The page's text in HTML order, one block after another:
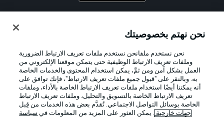
نحن نهتم بخصوصيتك
نحن نستخدم ملفانحن نستخدم ملفات تعريف الارتباط الضرورية
وملفات تعريف الارتباط الوظيفية حتى يتمكن موقعنا الإلكتروني من
العمل بشكل آمن ومن ثمَّ، يمكن استخدام المحتوى والخدمات الخاصة
به. وبالنقر على "قبول جميع ملفات تعريف الارتباط"، فإنك توافق على
أنه يمكننا أيضًا استخدام ملفات تعريف الارتباط الخاصة بالأداء، وملفات
تعريف الارتباط الخاصة بالتسويق والتحليل، وملفات تعريف الارتباط
الخاصة بوسائل التواصل الاجتماعي. تُقدَّم بعض هذه الخدمات من قِبل
جهات خارجية . يمكن العثور على المزيد من المعلومات في سياسة